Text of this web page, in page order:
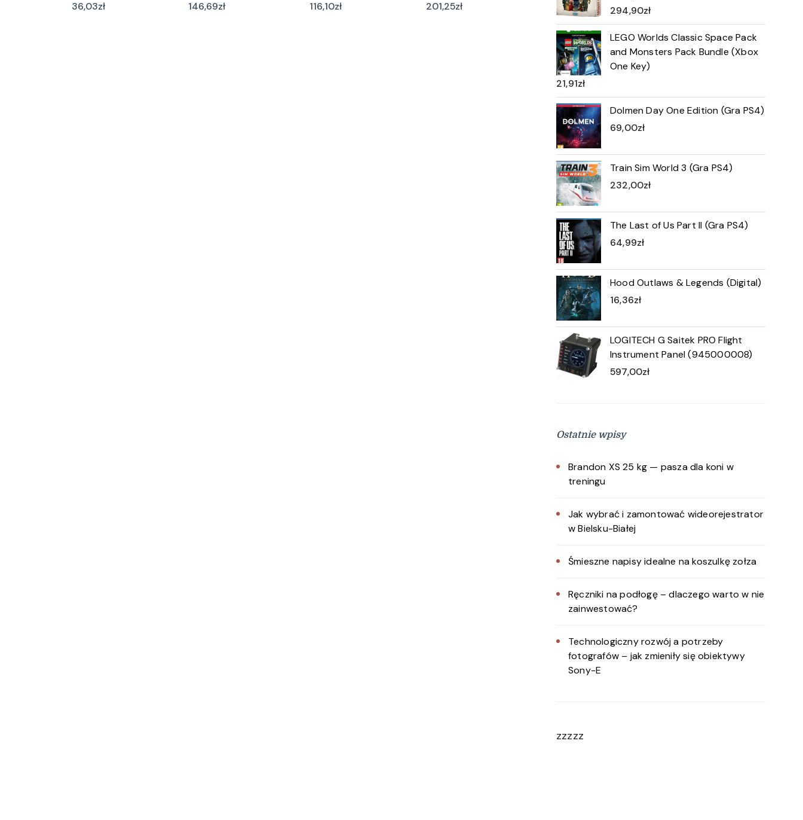
36,03zł 146,69zł 116,10zł 201,25zł
294,90zł
LEGO Worlds Classic Space Pack
and Monsters Pack Bundle (Xbox
One Key)
21,91zł
Dolmen Day One Edition (Gra PS4)
69,00zł
Train Sim World 3 (Gra PS4)
232,00zł
The Last of Us Part II (Gra PS4)
64,99zł
Hood Outlaws & Legends (Digital)
16,36zł
LOGITECH G Saitek PRO Flight
Instrument Panel (945000008)
597,00zł
Ostatnie wpisy
Brandon XS 25 kg — pasza dla koni w
treningu
Jak wybrać i zamontować wideorejestrator
w Bielsku-Białej
Śmieszne napisy idealne na koszulkę zołza
Ręczniki na podłogę – dlaczego warto w nie
zainwestować?
Technologiczny rozwój a potrzeby
fotografów – jak zmieniły się obiektywy
Sony-E
zzzzz